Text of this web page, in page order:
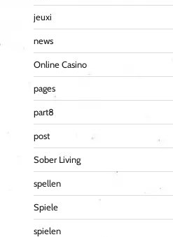
jeuxi
news
Online Casino
pages
part8
post
Sober Living
spellen
Spiele
spielen